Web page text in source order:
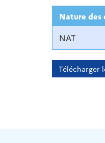
Nature des
NAT
Télécharger